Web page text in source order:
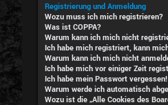
Registrierung und Anmeldung
Wozu muss ich mich registrieren?
Was ist COPPA?
Warum kann ich mich nicht
Ich habe mich registriert, kann
Warum kann ich mich nicht
Ich habe mich vor einiger Zeit
Ich habe mein Passwort vergessen!
Warum werde ich automatisch
Wozu ist die „Alle Cookies des